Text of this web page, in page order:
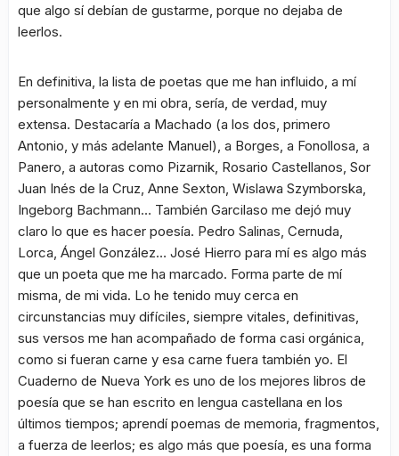
que algo sí debían de gustarme, porque no dejaba de
leerlos.
En definitiva, la lista de poetas que me han influido, a mí
personalmente y en mi obra, sería, de verdad, muy
extensa. Destacaría a Machado (a los dos, primero
Antonio, y más adelante Manuel), a Borges, a Fonollosa, a
Panero, a autoras como Pizarnik, Rosario Castellanos, Sor
Juan Inés de la Cruz, Anne Sexton, Wislawa Szymborska,
Ingeborg Bachmann… También Garcilaso me dejó muy
claro lo que es hacer poesía. Pedro Salinas, Cernuda,
Lorca, Ángel González… José Hierro para mí es algo más
que un poeta que me ha marcado. Forma parte de mí
misma, de mi vida. Lo he tenido muy cerca en
circunstancias muy difíciles, siempre vitales, definitivas,
sus versos me han acompañado de forma casi orgánica,
como si fueran carne y esa carne fuera también yo. El
Cuaderno de Nueva York es uno de los mejores libros de
poesía que se han escrito en lengua castellana en los
últimos tiempos; aprendí poemas de memoria, fragmentos,
a fuerza de leerlos; es algo más que poesía, es una forma